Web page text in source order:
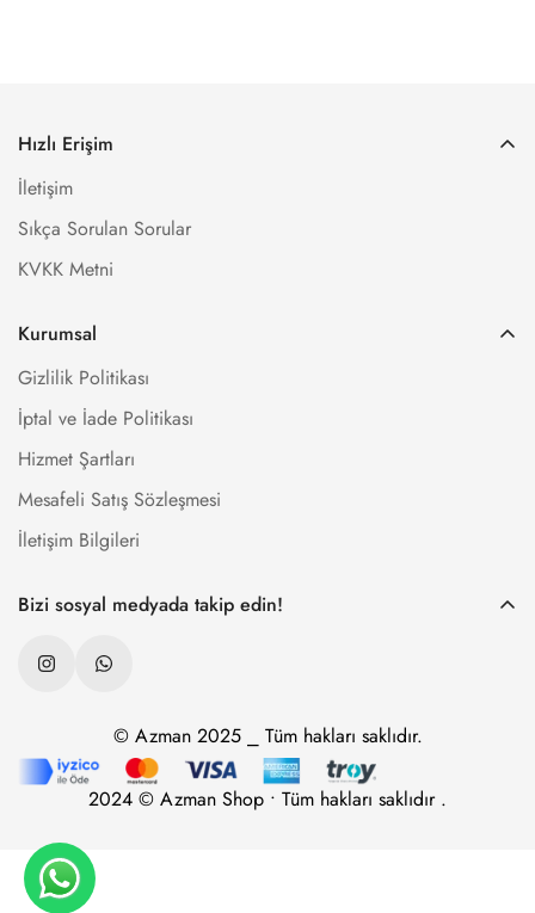
Hızlı Erişim
İletişim
Sıkça Sorulan Sorular
KVKK Metni
Kurumsal
Gizlilik Politikası
İptal ve İade Politikası
Hizmet Şartları
Mesafeli Satış Sözleşmesi
İletişim Bilgileri
Bizi sosyal medyada takip edin!
© Azman 2025 ⎯ Tüm hakları saklıdır.
2024 © Azman Shop • Tüm hakları saklıdır .